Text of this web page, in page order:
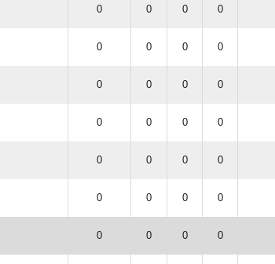
0 0 0 0
0 0 0 0
0 0 0 0
0 0 0 0
0 0 0 0
0 0 0 0
0 0 0 0